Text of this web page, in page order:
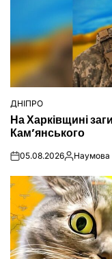
ОПУБЛІКУВАТИ
У
ДНІПРО
На Харківщині
Кам’янського
on05.08.2026 Наумова